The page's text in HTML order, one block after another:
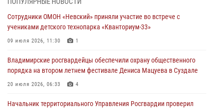
смену в детском лагере «Икар»
27 июля 2026, 16:43 2
Владимирские росгвардейцы обеспечили охрану общественного
20 июля 2026, 06:33 4
Военнослужащий военного оркестра регионального Управления
105-летию Центрального округа
Сотрудники ОМОН «Невский» приняли участие во встрече с
учениками детского технопарка «Кванториум-33»
09 июля 2026, 11:30 1
Владимирские росгвардейцы обеспечили охрану общественного
порядка на втором летнем фестивале Дениса Мацуева в Суздале
20 июля 2026, 06:33 4
Начальник территориального Управления Росгвардии проверил